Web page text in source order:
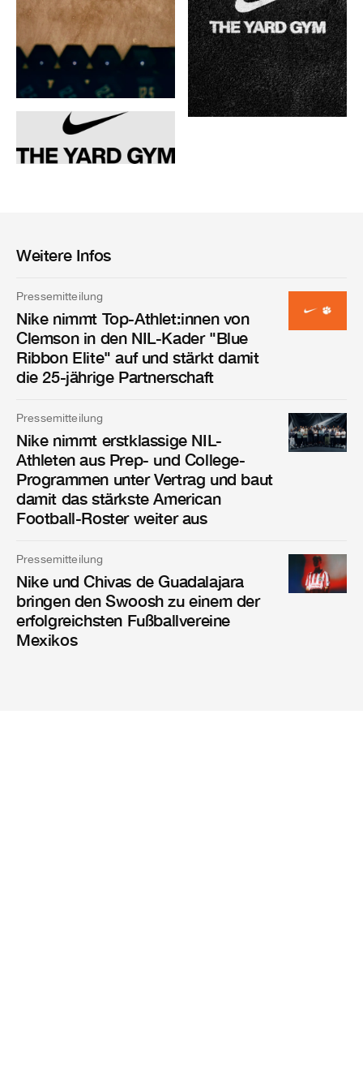
Weitere Infos
Pressemitteilung
Nike nimmt Top-Athlet:innen von
Clemson in den NIL-Kader "Blue
Ribbon Elite" auf und stärkt damit
die 25-jährige Partnerschaft
Pressemitteilung
Nike nimmt erstklassige NIL-
Athleten aus Prep- und College-
Programmen unter Vertrag und baut
damit das stärkste American
Football-Roster weiter aus
Pressemitteilung
Nike und Chivas de Guadalajara
bringen den Swoosh zu einem der
erfolgreichsten Fußballvereine
Mexikos